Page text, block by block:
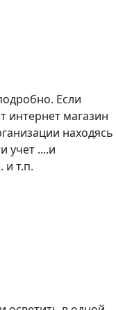
Если
интернет магазин
находясь
учет ....и
и т.п.